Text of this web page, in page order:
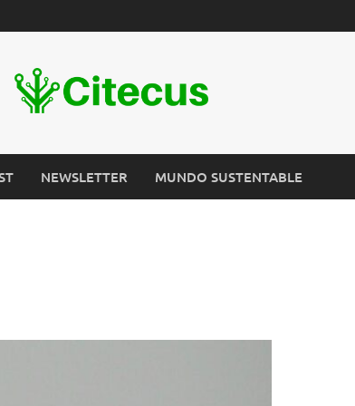
NEWSLETTER MUNDO SUSTENTABLE